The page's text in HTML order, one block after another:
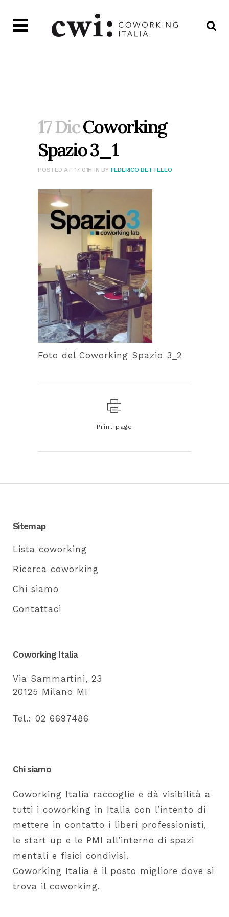
17 DicCoworking
Spazio 3_1
POSTED AT 17:01H IN BY FEDERICO BETTELLO
Foto del Coworking Spazio 3_2
Print page
Sitemap
Lista coworking
Ricerca coworking
Chi siamo
Contattaci
Coworking Italia
Via Sammartini, 23
20125 Milano MI
Tel.: 02 6697486
Chi siamo
Coworking Italia raccoglie e dà visibilità a
tutti i coworking in Italia con l’intento di
mettere in contatto i liberi professionisti,
le start up e le PMI all’interno di spazi
mentali e fisici condivisi.
Coworking Italia è il posto migliore dove si
trova il coworking.